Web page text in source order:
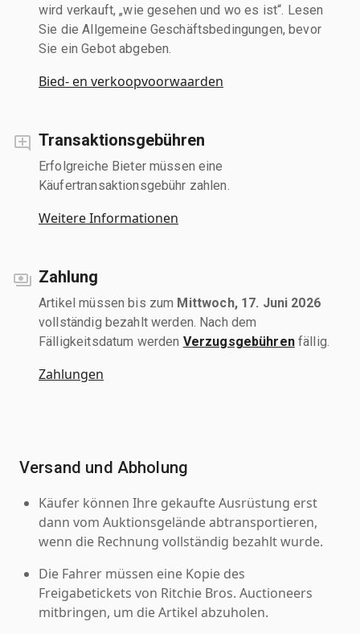
wird verkauft, „wie gesehen und wo es ist“. Lesen
Sie die Allgemeine Geschäftsbedingungen, bevor
Sie ein Gebot abgeben.
Bied- en verkoopvoorwaarden
Transaktionsgebühren
Erfolgreiche Bieter müssen eine
Käufertransaktionsgebühr zahlen.
Weitere Informationen
Zahlung
Artikel müssen bis zum Mittwoch, 17. Juni 2026
vollständig bezahlt werden. Nach dem
Fälligkeitsdatum werden Verzugsgebührenfällig.
Zahlungen
Versand und Abholung
Käufer können Ihre gekaufte Ausrüstung erst
dann vom Auktionsgelände abtransportieren,
wenn die Rechnung vollständig bezahlt wurde.
Die Fahrer müssen eine Kopie des
Freigabetickets von Ritchie Bros. Auctioneers
mitbringen, um die Artikel abzuholen.